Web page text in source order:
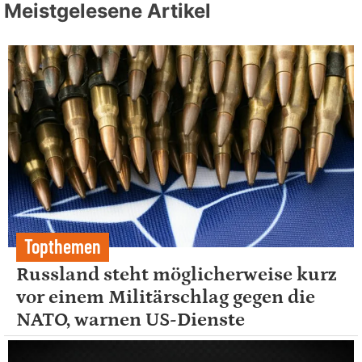
Meistgelesene Artikel
Topthemen
Russland steht möglicherweise kurz
vor einem Militärschlag gegen die
NATO, warnen US-Dienste